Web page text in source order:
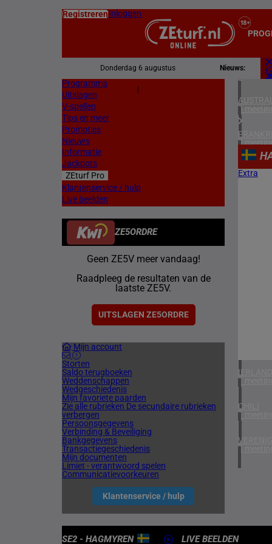
RegistrerenInloggen
Donderdag 6 augustus Nieuws:
Programma
Uitslagen
V-spellen
Tips en meer
Promoties
Nieuws
Informatie
Jackpots
ZEturf Pro
Klantenservice / hulp
Live beelden
ZE5ORDRE
Geen ZE5V meer vandaag!
Raadpleeg de resultaten van de
laatste ZE5V.
UITSLAGEN ZE5ORDRE
Mijn account
Storten
Saldo terugboeken
Weddenschappen
Wedgeschiedenis
Mijn favoriete paarden
Zie alle rubrieken De secundaire rubrieken
verbergen
Persoonsgegevens
Verbinding & Beveiliging
Bankgegevens
Transactiegeschiedenis
Mijn documenten
Limiet - verantwoord spelen
Communicatievoorkeuren
Klantenservice / hulp
3
3
BELGIË
1
IERLAND
1
CHILI
1
4
Extra
SE2 - HAGMYREN LIVE BEELDEN